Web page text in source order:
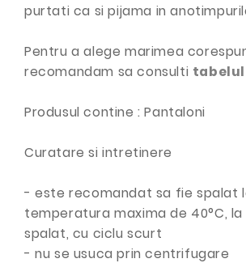
purtati ca si pijama in
Pentru a alege marimea
recomandam sa consulti
Produsul contine : Pantaloni
Curatare si intretinere
- este recomandat sa fie spalat
temperatura maxima de 40°C, la
spalat, cu ciclu scurt
- nu se usuca prin centrifugare